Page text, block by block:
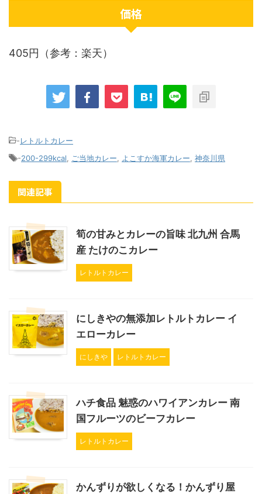
価格
405円（参考：楽天）
-レトルトカレー
-200-299kcal ご当地カレー よこすか海軍カレー 神奈川県
関連記事
筍の甘みとカレーの旨味 北九州 合馬
産 たけのこカレー
レトルトカレー
にしきやの無添加レトルトカレー イ
エローカレー
にしきや レトルトカレー
ハチ食品 魅惑のハワイアンカレー 南
国フルーツのビーフカレー
レトルトカレー
かんずりが欲しくなる！かんずり屋